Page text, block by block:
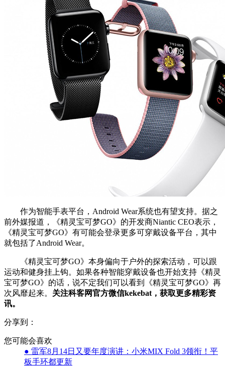
作为智能手表平台，Android Wear系统也有望支持。据之
前外媒报道，《精灵宝可梦GO》的开发商Niantic CEO表示，
《精灵宝可梦GO》有可能会登录更多可穿戴设备平台，其中
就包括了Android Wear。
《精灵宝可梦GO》本身偏向于户外的探索活动，可以跟
运动和健身挂上钩。如果各种智能穿戴设备也开始支持《精灵
宝可梦GO》的话，说不定我们可以看到《精灵宝可梦GO》再
次风靡起来。 关注科客网官方微信kekebat，获取更多精彩资
讯。
分享到：
您可能会喜欢
● 雷军8月14日又要年度演讲：小米MIX Fold 3领衔！平
板手环都更新